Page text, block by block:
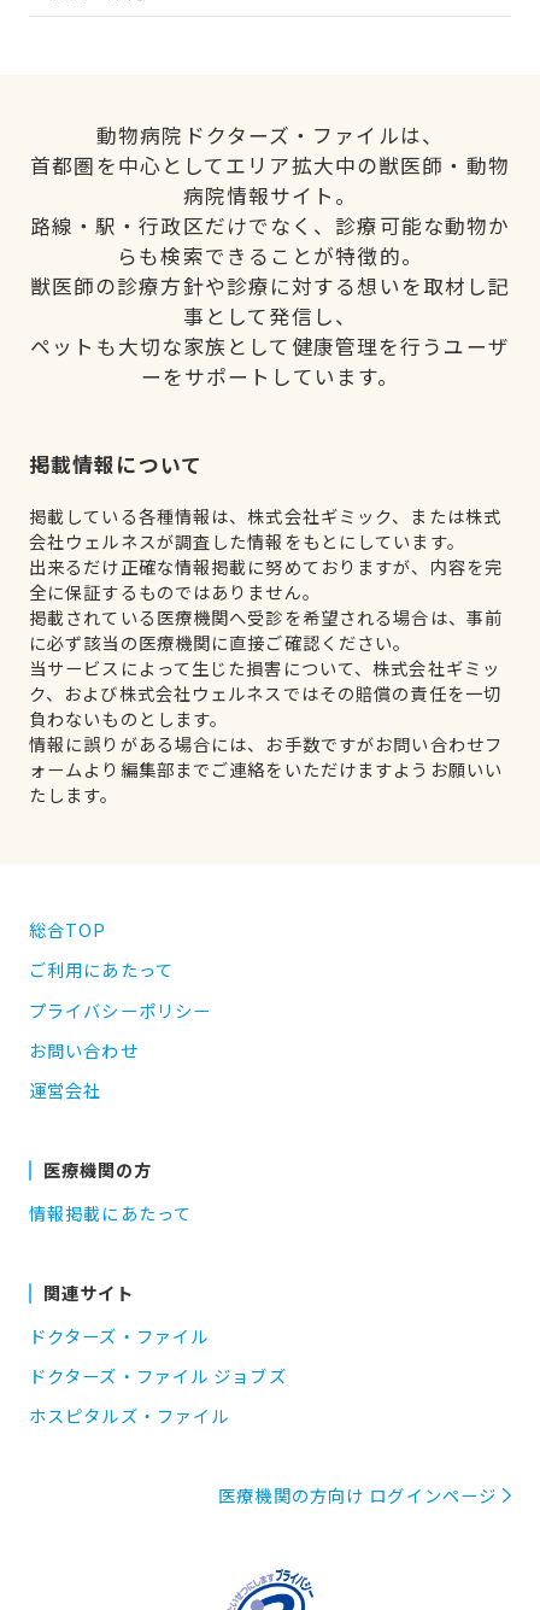
動物病院ドクターズ・ファイルは、
首都圏を中心としてエリア拡大中の獣医師・動物
病院情報サイト。
路線・駅・行政区だけでなく、診療可能な動物か
らも検索できることが特徴的。
獣医師の診療方針や診療に対する想いを取材し記
事として発信し、
ペットも大切な家族として健康管理を行うユーザ
ーをサポートしています。
掲載情報について
掲載している各種情報は、株式会社ギミック、または株式
会社ウェルネスが調査した情報をもとにしています。
出来るだけ正確な情報掲載に努めておりますが、内容を完
全に保証するものではありません。
掲載されている医療機関へ受診を希望される場合は、事前
に必ず該当の医療機関に直接ご確認ください。
当サービスによって生じた損害について、株式会社ギミッ
ク、および株式会社ウェルネスではその賠償の責任を一切
負わないものとします。
情報に誤りがある場合には、お手数ですがお問い合わせフ
ォームより編集部までご連絡をいただけますようお願いい
たします。
総合TOP
ご利用にあたって
プライバシーポリシー
お問い合わせ
運営会社
医療機関の方
情報掲載にあたって
関連サイト
ドクターズ・ファイル
ドクターズ・ファイル ジョブズ
ホスピタルズ・ファイル
医療機関の方向け ログインページ